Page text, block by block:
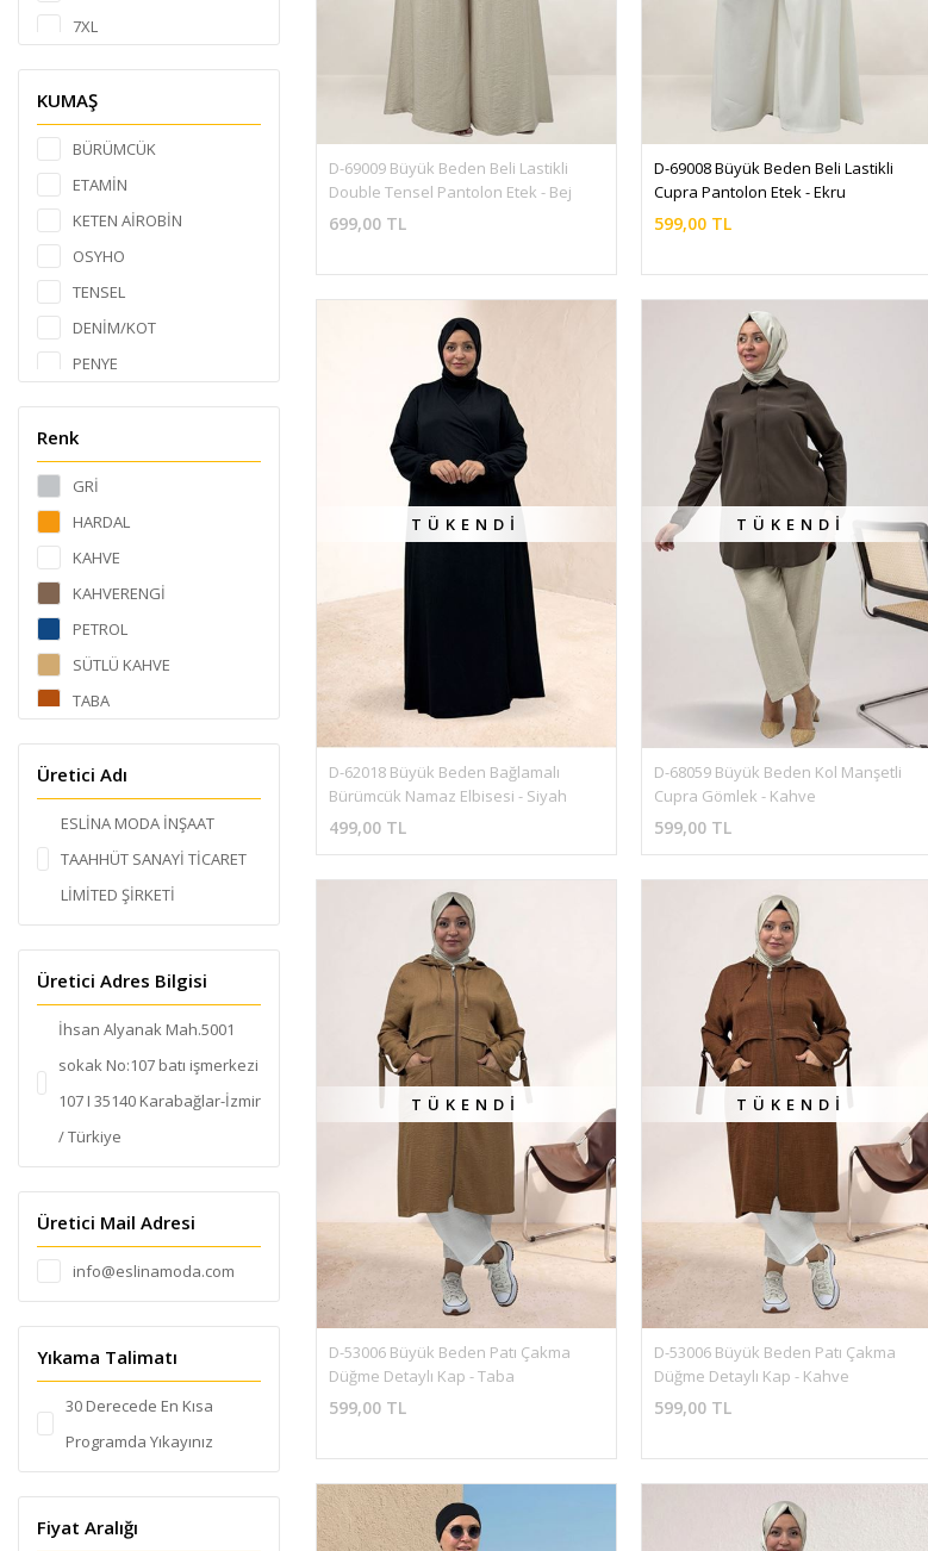
7XL
9XL
KUMAŞ
BÜRÜMCÜK
ETAMİN
KETEN AİROBİN
OSYHO
TENSEL
DENİM/KOT
PENYE
EN BOY LİKRA
Renk
GRİ
HARDAL
KAHVE
KAHVERENGİ
PETROL
SÜTLÜ KAHVE
TABA
SİYAH
ANTRASİT
MOR
Üretici Adı
ESLİNA MODA İNŞAAT
TAAHHÜT SANAYİ TİCARET
LİMİTED ŞİRKETİ
Üretici Adres Bilgisi
İhsan Alyanak Mah.5001
sokak No:107 batı işmerkezi
107 I 35140 Karabağlar-İzmir
/ Türkiye
Üretici Mail Adresi
info@eslinamoda.com
Yıkama Talimatı
30 Derecede En Kısa
Programda Yıkayınız
Fiyat Aralığı
D-69009 Büyük Beden Beli Lastikli
Double Tensel Pantolon Etek - Bej
699,00 TL
D-69008 Büyük Beden Beli Lastikli
Cupra Pantolon Etek - Ekru
599,00 TL
TÜKENDI
D-62018 Büyük Beden Bağlamalı
Bürümcük Namaz Elbisesi - Siyah
499,00 TL
TÜKENDI
D-68059 Büyük Beden Kol Manşetli
Cupra Gömlek - Kahve
599,00 TL
TÜKENDI
D-53006 Büyük Beden Patı Çakma
Düğme Detaylı Kap - Taba
599,00 TL
TÜKENDI
D-53006 Büyük Beden Patı Çakma
Düğme Detaylı Kap - Kahve
599,00 TL